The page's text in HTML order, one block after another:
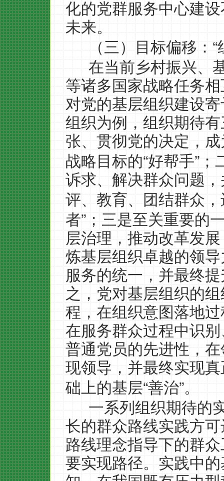
化的党群服务中心建
未来。
（三）目标偏移：“
在当前乡村振兴、
等诸多国家战略任务
对党的基层组织建设
组织为例，组织期待
张、贯彻党的决定，
战略目标的“好帮手”；
诉求、解决群众问题
评、教育、团结群众
者”；三是至关重要的
层治理，推动改革发
炼基层组织卓越的领
服务的统一，并最终
之，党对基层组织的
程，在组织意图落地
在服务群众过程中识
普通党员的先进性，
现领导，并最终实现
础上的基层“善治”。
一系列组织期待的
长的群众路线实践方
路线理念指导下的群
要实现路径。实践中